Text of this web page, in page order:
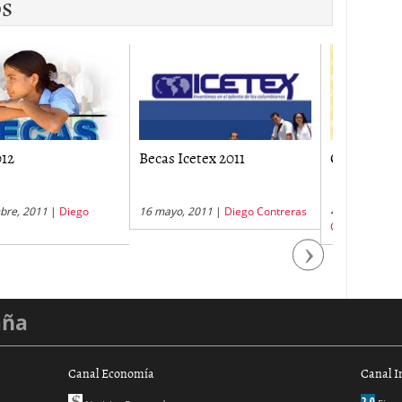
2011
2011| Diego Contreras
Colfuturo Becas 2012
4 septiembre, 2011|Diego
Contreras
Next
Canal Economía Canal